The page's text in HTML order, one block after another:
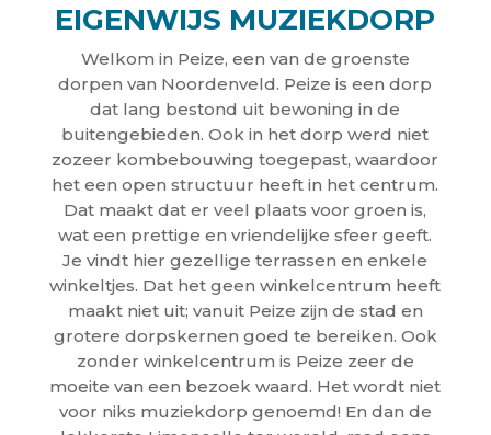
EIGENWIJS MUZIEKDORP
Welkom in Peize, een van de groenste
dorpen van Noordenveld. Peize is een dorp
dat lang bestond uit bewoning in de
buitengebieden. Ook in het dorp werd niet
zozeer kombebouwing toegepast, waardoor
het een open structuur heeft in het centrum.
Dat maakt dat er veel plaats voor groen is,
wat een prettige en vriendelijke sfeer geeft.
Je vindt hier gezellige terrassen en enkele
winkeltjes. Dat het geen winkelcentrum heeft
maakt niet uit; vanuit Peize zijn de stad en
grotere dorpskernen goed te bereiken. Ook
zonder winkelcentrum is Peize zeer de
moeite van een bezoek waard. Het wordt niet
voor niks muziekdorp genoemd! En dan de